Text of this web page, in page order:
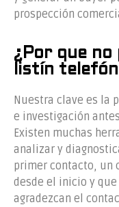
prospección
¿Por que no
listín
Nuestra clave es la
e investigación
Existen muchas
analizar y
primer contacto, un
desde el inicio y
agradezcan el